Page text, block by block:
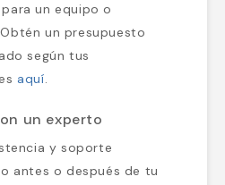
un equipo o
un presupuesto
según tus
aquí.
un experto
y soporte
antes o después de tu